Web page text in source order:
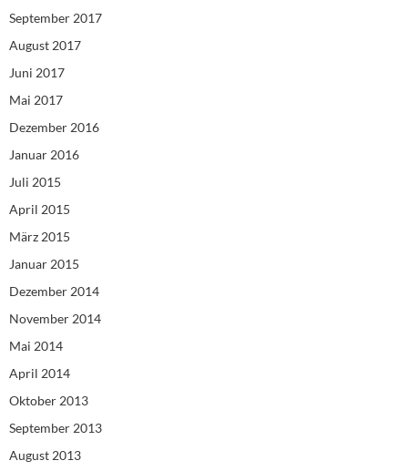
September 2017
August 2017
Juni 2017
Mai 2017
Dezember 2016
Januar 2016
Juli 2015
April 2015
März 2015
Januar 2015
Dezember 2014
November 2014
Mai 2014
April 2014
Oktober 2013
September 2013
August 2013